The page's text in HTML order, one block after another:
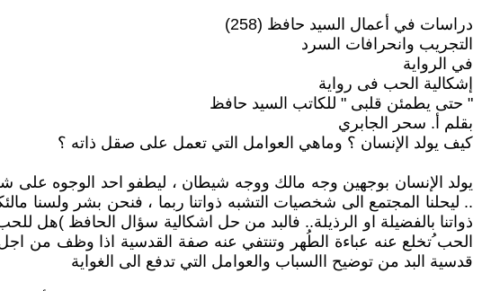
دراسات في أعمال السيد حافظ (258)
التجريب وانحرافات السرد
في الرواية
إشكالية الحب فى رواية
" حتى يطمئن قلبى " للكاتب السيد حافظ
بقلم أ. سحر الجابري
کيف يولد الإنسان ؟ وماهي العوامل التي تعمل على صقل ذاته ؟
يولد الإنسان بوجهين وجه مالك ووجه شيطان ، ليطفو احد الوجوه على
.. ليحلنا المجتمع الى شخصيات التشبه ذواتنا ربما ، فنحن بشر ولسنا
ذواتنا بالفضيلة او الرذيلة.. فالبد من حل اشكالية سؤال الحافظ )هل
الحب ُتخلع عنه عباءة الطُهر وتنتفي عنه صفة القدسية اذا وظف من
قدسية البد من توضيح االسباب والعوامل التي تدفع الى الغواية